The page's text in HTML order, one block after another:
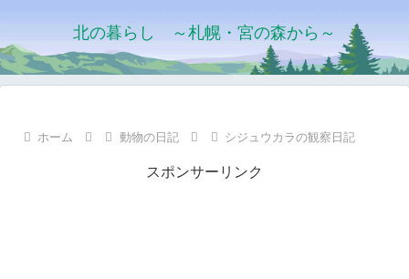
北の暮らし ～札幌・宮の森から～
ホーム 動物の日記 シジュウカラの観察日記
スポンサーリンク